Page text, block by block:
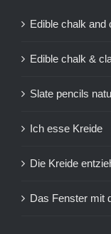
Edible chalk and
Edible chalk &
Slate pencils
Ich esse Kreide
Die Kreide
Das Fenster mit